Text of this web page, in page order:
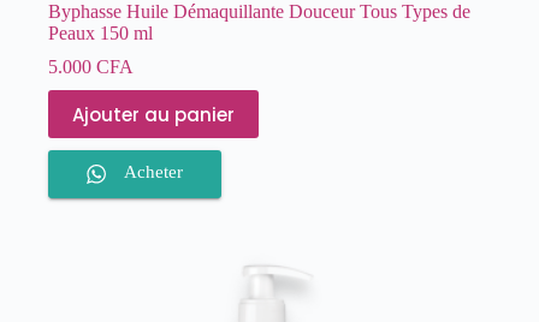
Byphasse Huile Démaquillante Douceur Tous Types de
Peaux 150 ml
5.000 CFA
Ajouter au panier
Acheter